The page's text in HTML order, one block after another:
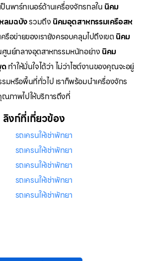
นพาร์ทเนอร์ด้านเครื่องจักรกลใน นิคม
ลมฉบังรวมถึง นิคมอุตสาหกรรมเครือสห
รือข่ายของเรายังครอบคลุมไปถึงเขต นิคม
นย์กลางอุตสาหกรรมหนักอย่าง นิคม
ทำให้มั่นใจได้ว่า ไม่ว่าไซต์งานของคุณจะอยู่
มหรือพื้นที่ทั่วไป เราก็พร้อมนำเครื่องจักร
ภาพไปให้บริการถึงที่
ลิงก์ที่เกี่ยวข้อง
รถเครนให้เช่าพัทยา
รถเครนให้เช่าพัทยา
รถเครนให้เช่าพัทยา
รถเครนให้เช่าพัทยา
รถเครนให้เช่าพัทยา